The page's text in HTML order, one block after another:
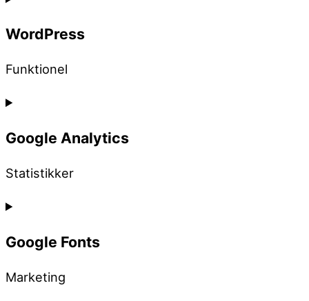
WordPress
Funktionel
Consent
service
Google Analytics
Statistikker
Consent
service
Google Fonts
Marketing